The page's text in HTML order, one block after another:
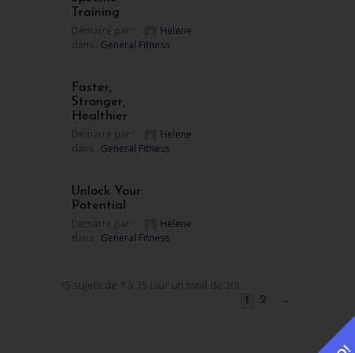
Training
Démarré par :
Helene
dans : General Fitness
Faster,
Stronger,
Healthier
Démarré par :
Helene
dans : General Fitness
Unlock Your
Potential
Démarré par :
Helene
dans : General Fitness
15 sujets de 1 à 15 (sur un total de 20)
1 2 →